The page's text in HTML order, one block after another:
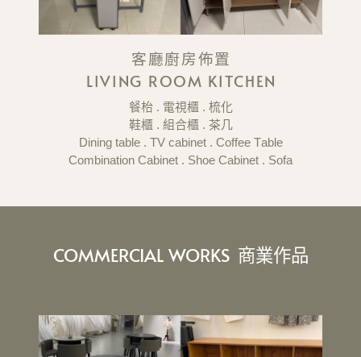
客廳廚房佈置
LIVING ROOM KITCHEN
餐枱 . 電視櫃 . 梳化
鞋櫃 . 組合櫃 . 茶几
Dining table . TV cabinet . Coffee Table
Combination Cabinet . Shoe Cabinet . Sofa
COMMERCIAL WORKS 商業作品